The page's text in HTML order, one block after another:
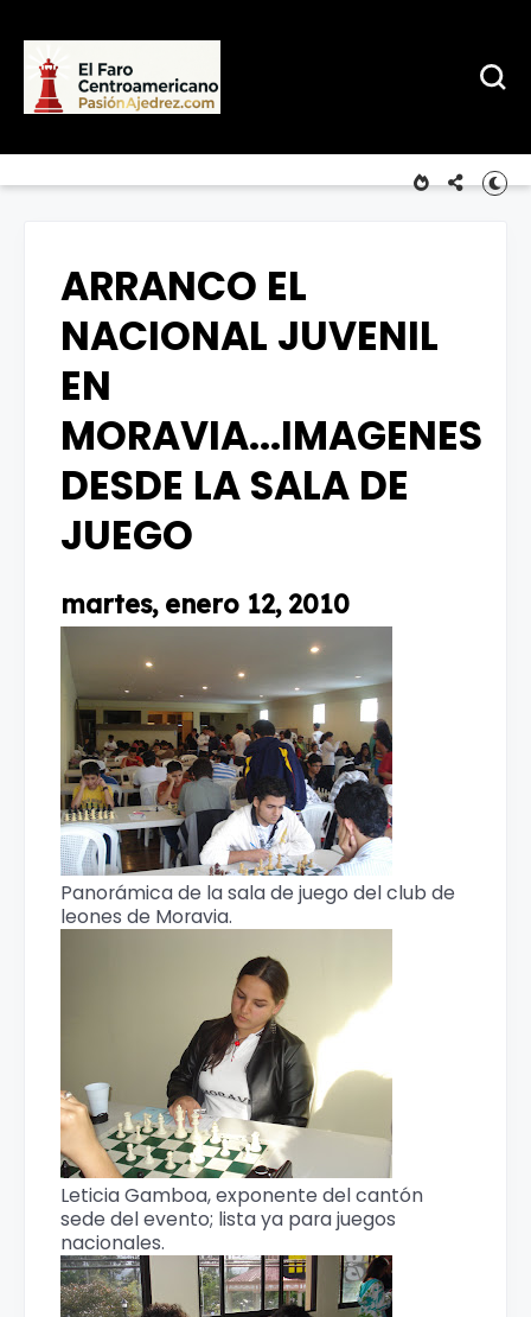
ARRANCO EL
NACIONAL JUVENIL
EN
MORAVIA...IMAGENES
DESDE LA SALA DE
JUEGO
martes, enero 12, 2010
Panorámica de la sala de juego del club de
leones de Moravia.
Leticia Gamboa, exponente del cantón
sede del evento; lista ya para juegos
nacionales.